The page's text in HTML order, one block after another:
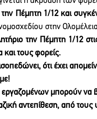
Πέμπτη 1/12 και
στην
την Πέμπτη 1/12
και τους φορείς.
ότι έχει
μπορούν να
αντεπίθεση, από τους